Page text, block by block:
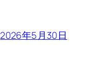
2026年5月30日